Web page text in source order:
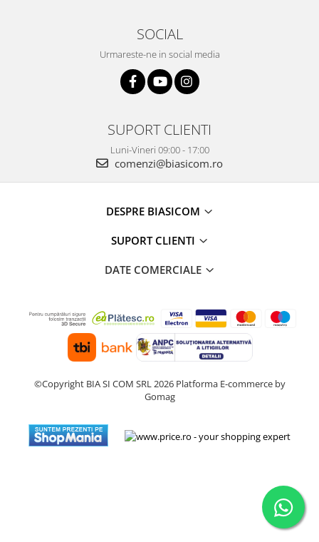
Masini de facut paine
TV, Electronice & Gaming
Accesorii & Periferice
Aparate foto & accesorii
Obiective
Boxe portabile
Radio
Sisteme audio
SOCIAL
Urmareste-ne in social media
SUPORT CLIENTI
Luni-Vineri 09:00 - 17:00
comenzi@biasicom.ro
DESPRE BIASICOM
SUPORT CLIENTI
DATE COMERCIALE
©Copyright BIA SI COM SRL 2026 Platforma E-commerce by
Gomag